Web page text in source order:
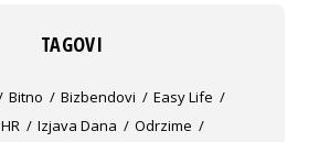
TAGOVI
Bitno Bizbendovi
Easy Life
HR Izjava Dana
Odrzime